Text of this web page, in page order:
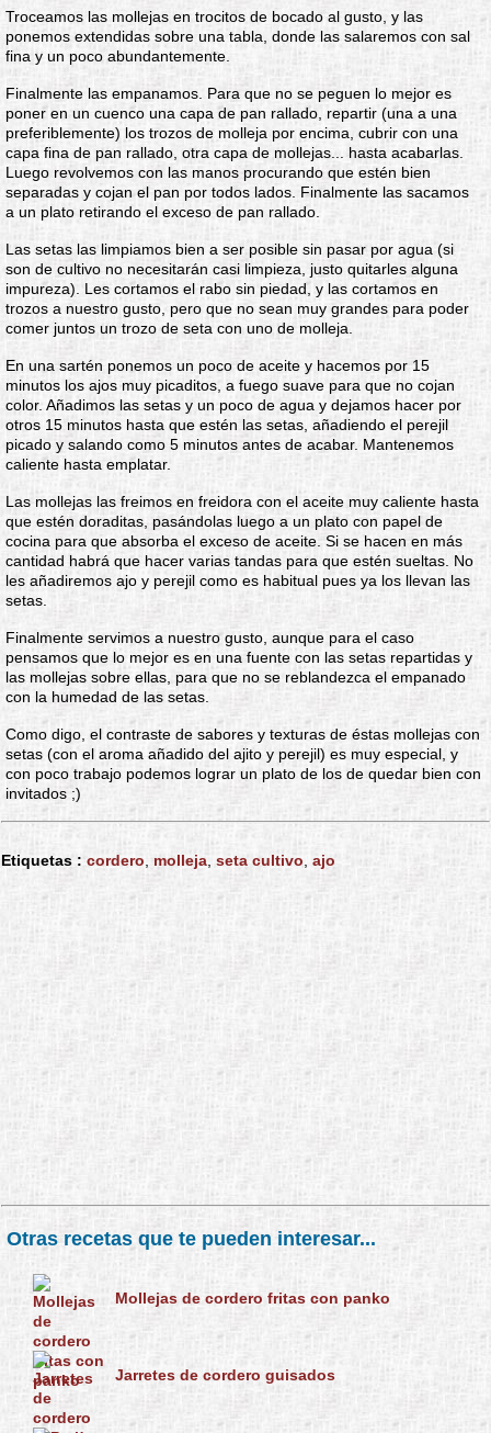
Troceamos las mollejas en trocitos de bocado al gusto, y las
ponemos extendidas sobre una tabla, donde las salaremos con sal
fina y un poco abundantemente.
Finalmente las empanamos. Para que no se peguen lo mejor es
poner en un cuenco una capa de pan rallado, repartir (una a una
preferiblemente) los trozos de molleja por encima, cubrir con una
capa fina de pan rallado, otra capa de mollejas... hasta acabarlas.
Luego revolvemos con las manos procurando que estén bien
separadas y cojan el pan por todos lados. Finalmente las sacamos
a un plato retirando el exceso de pan rallado.
Las setas las limpiamos bien a ser posible sin pasar por agua (si
son de cultivo no necesitarán casi limpieza, justo quitarles alguna
impureza). Les cortamos el rabo sin piedad, y las cortamos en
trozos a nuestro gusto, pero que no sean muy grandes para poder
comer juntos un trozo de seta con uno de molleja.
En una sartén ponemos un poco de aceite y hacemos por 15
minutos los ajos muy picaditos, a fuego suave para que no cojan
color. Añadimos las setas y un poco de agua y dejamos hacer por
otros 15 minutos hasta que estén las setas, añadiendo el perejil
picado y salando como 5 minutos antes de acabar. Mantenemos
caliente hasta emplatar.
Las mollejas las freimos en freidora con el aceite muy caliente hasta
que estén doraditas, pasándolas luego a un plato con papel de
cocina para que absorba el exceso de aceite. Si se hacen en más
cantidad habrá que hacer varias tandas para que estén sueltas. No
les añadiremos ajo y perejil como es habitual pues ya los llevan las
setas.
Finalmente servimos a nuestro gusto, aunque para el caso
pensamos que lo mejor es en una fuente con las setas repartidas y
las mollejas sobre ellas, para que no se reblandezca el empanado
con la humedad de las setas.
Como digo, el contraste de sabores y texturas de éstas mollejas con
setas (con el aroma añadido del ajito y perejil) es muy especial, y
con poco trabajo podemos lograr un plato de los de quedar bien con
invitados ;)
Etiquetas : cordero molleja seta cultivo ajo
Otras recetas que te pueden interesar...
Mollejas de cordero fritas con panko
Jarretes de cordero guisados